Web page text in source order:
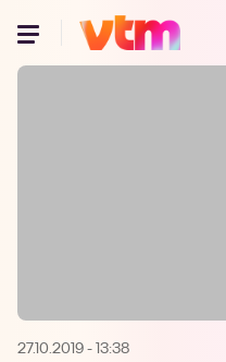
Oeps,
27.10.2019 - 13:38